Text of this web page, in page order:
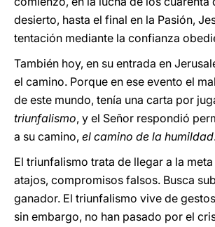
desierto, hasta el final en la Pasión,
tentación mediante la confianza
También hoy, en su entrada en
el camino. Porque en ese evento el
de este mundo, tenía una carta por
triunfalismo, y el Señor respondió
a su camino, el camino de la humildad
El triunfalismo trata de llegar a la
atajos, compromisos falsos. Busca
ganador. El triunfalismo vive de
sin embargo, no han pasado por el